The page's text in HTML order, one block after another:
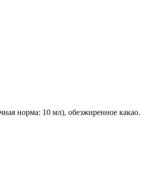
норма: 10 мл), обезжиренное какао.